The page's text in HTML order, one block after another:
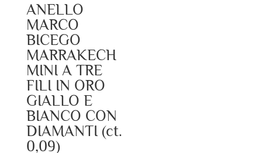
ANELLO
MARCO
BICEGO
MARRAKECH
MINI A TRE
FILI IN ORO
GIALLO E
BIANCO CON
DIAMANTI (ct.
0,09)